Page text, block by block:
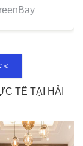
TẾ TẠI HẢI